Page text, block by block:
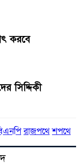
করবে
সিদ্দিকী
রাজপথে শপথে